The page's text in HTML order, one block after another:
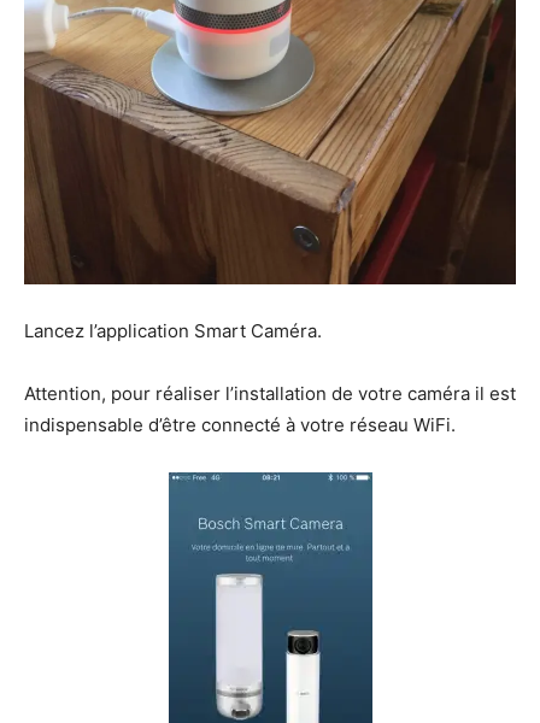
Lancez l’application Smart Caméra.
Attention, pour réaliser l’installation de votre caméra il est
indispensable d’être connecté à votre réseau WiFi.